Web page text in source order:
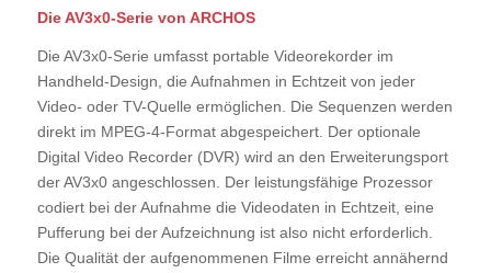
Die AV3x0-Serie von ARCHOS
Die AV3x0-Serie umfasst portable Videorekorder im
Handheld-Design, die Aufnahmen in Echtzeit von jeder
Video- oder TV-Quelle ermöglichen. Die Sequenzen werden
direkt im MPEG-4-Format abgespeichert. Der optionale
Digital Video Recorder (DVR) wird an den Erweiterungsport
der AV3x0 angeschlossen. Der leistungsfähige Prozessor
codiert bei der Aufnahme die Videodaten in Echtzeit, eine
Pufferung bei der Aufzeichnung ist also nicht erforderlich.
Die Qualität der aufgenommenen Filme erreicht annähernd